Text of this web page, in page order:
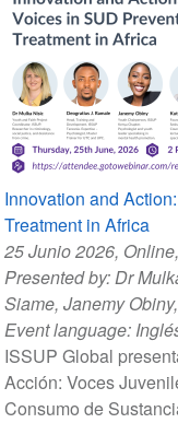
Innovation and
Treatment in Africa
25 Junio 2026,
Presented by:Dr
Siame, Janemy Obiny,
Event language:
ISSUP Global
Acción: Voces
Consumo de